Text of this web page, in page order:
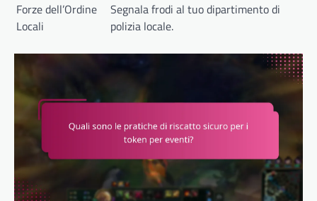
Forze dell’Ordine
Locali
Segnala frodi al tuo dipartimento di
polizia locale.